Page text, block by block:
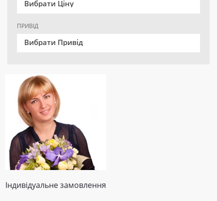
Вибрати Ціну
ПРИВІД
Вибрати Привід
Індивідуальне замовлення